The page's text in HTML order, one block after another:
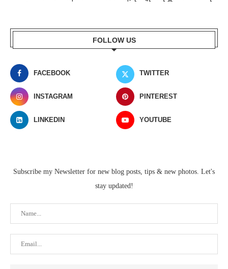
FOLLOW US
FACEBOOK TWITTER
INSTAGRAM PINTEREST
LINKEDIN YOUTUBE
Subscribe my Newsletter for new blog posts, tips & new photos. Let's
stay updated!